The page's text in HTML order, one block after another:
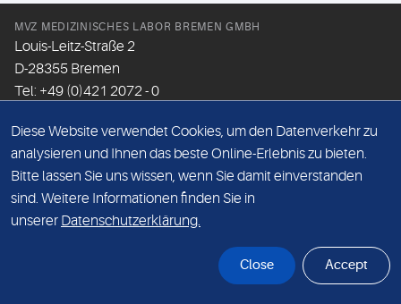
MVZ MEDIZINISCHES LABOR BREMEN GMBH
Louis-Leitz-Straße 2
D-28355 Bremen
Tel: +49 (0)421 2072 - 0
Email:info@mlhb.de
DATENSCHUTZ
IMPRESSUM
Diese Website verwendet Cookies, um den Datenverkehr zu
analysieren und Ihnen das beste Online-Erlebnis zu bieten.
Bitte lassen Sie uns wissen, wenn Sie damit einverstanden
sind. Weitere Informationen finden Sie in
unserer Datenschutzerklärung.
Close Accept